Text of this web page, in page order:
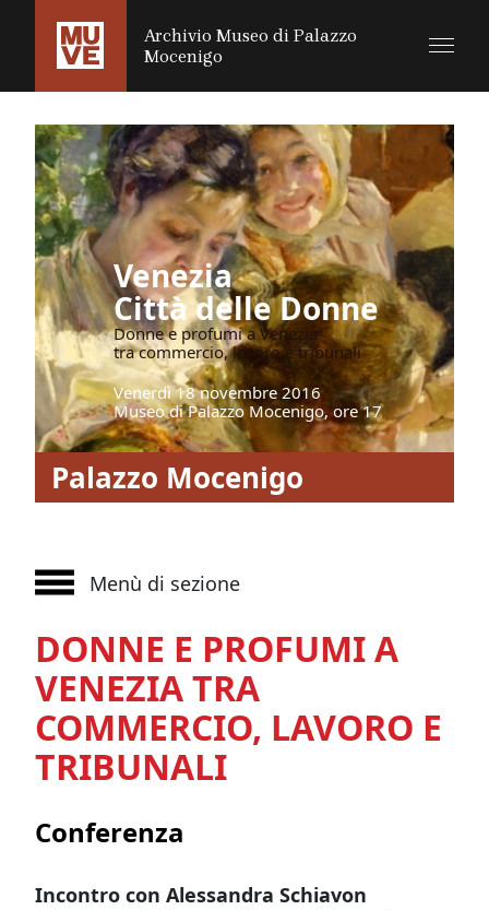
SALTA AL CONTENUTO PRINCIPALE
Archivio Museo di Palazzo
Mocenigo
Venezia
Città delle Donne
Donne e profumi a Venezia
tra commercio, lavoro e tribunali
Venerdì 18 novembre 2016
Museo di Palazzo Mocenigo, ore 17
Palazzo Mocenigo
Menù di sezione
DONNE E PROFUMI A
VENEZIA TRA
COMMERCIO, LAVORO E
TRIBUNALI
Conferenza
Incontro con Alessandra Schiavon